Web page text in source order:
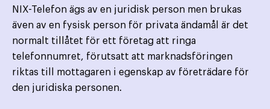
NIX-Telefon ägs av en juridisk person men brukas
även av en fysisk person för privata ändamål är det
normalt tillåtet för ett företag att ringa
telefonnumret, förutsatt att marknadsföringen
riktas till mottagaren i egenskap av företrädare för
den juridiska personen.